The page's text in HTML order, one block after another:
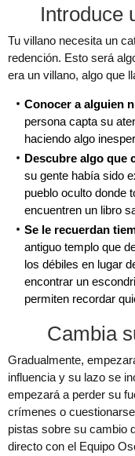
Introduce
Tu villano necesita un
redención. Esto será
era un villano, algo que
Conocer a alguien
persona capta su
haciendo algo
Descubre algo que
su gente había sido
pueblo oculto donde
encuentren un libro
Se le recuerdan
antiguo templo que
los débiles en lugar
encontrar un
permiten recordar
Cambia
Gradualmente,
influencia y su lazo se
empezará a perder su
crímenes o
pistas sobre su cambio
directo con el Equipo